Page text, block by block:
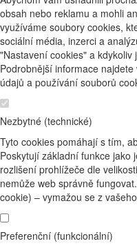
obsah nebo reklamu a mohli
využíváme soubory cookies,
sociální média, inzerci a
"Nastavení cookies" a
Podrobnější informace
údajů a používání souborů
Nezbytné (technické)
Tyto cookies pomáhají s tím,
Poskytují základní funkce jako
rozlišení prohlížeče dle
nemůže web správně
cookie) – vymažou se z
Preferenční (funkcionální)